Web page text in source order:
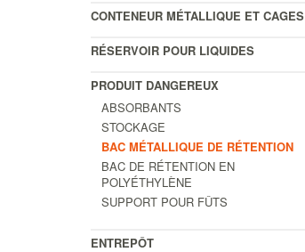
CONTENEUR MÉTALLIQUE ET CAGES
RÉSERVOIR POUR LIQUIDES
PRODUIT DANGEREUX
ABSORBANTS
STOCKAGE
BAC MÉTALLIQUE DE RÉTENTION
BAC DE RÉTENTION EN
POLYÉTHYLÈNE
SUPPORT POUR FÛTS
ENTREPÔT